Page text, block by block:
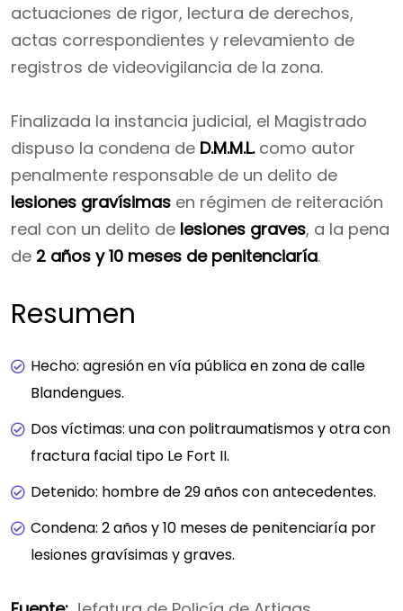
actuaciones de rigor, lectura de derechos,
actas correspondientes y relevamiento de
registros de videovigilancia de la zona.
Finalizada la instancia judicial, el Magistrado
dispuso la condena de D.M.M.L.como autor
penalmente responsable de un delito de
lesiones gravísimas en régimen de reiteración
real con un delito de lesiones graves, a la pena
de 2 años y 10 meses de penitenciaría.
Resumen
Hecho: agresión en vía pública en zona de calle
Blandengues.
Dos víctimas: una con politraumatismos y otra con
fractura facial tipo Le Fort II.
Detenido: hombre de 29 años con antecedentes.
Condena: 2 años y 10 meses de penitenciaría por
lesiones gravísimas y graves.